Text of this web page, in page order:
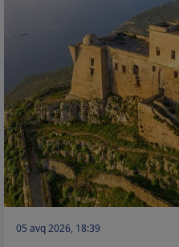
05 avq 2026, 18:39